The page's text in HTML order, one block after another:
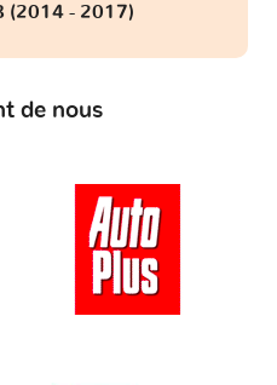
(2014 - 2017)
de nous